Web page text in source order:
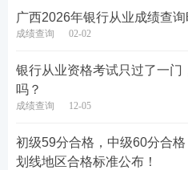
广西​2026年银行从业成绩查
成绩查询 02-02
银行从业资格考试只过了一门
吗？
成绩查询 12-05
初级59分合格，中级60分合
划线地区合格标准公布！